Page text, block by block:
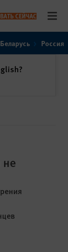
СЕЙЧАС
Беларусь Россия